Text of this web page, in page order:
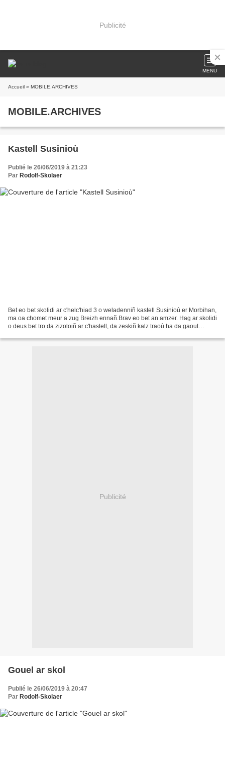
Publicité
MENU
Accueil » MOBILE.ARCHIVES
MOBILE.ARCHIVES
Kastell Susinioù
Publié le 26/06/2019 à 21:23
Par Rodolf-Skolaer
Bet eo bet skolidi ar c'helc'hiad 3 o weladenniñ kastell Susinioù er Morbihan,
ma oa chomet meur a zug Breizh ennañ.Brav eo bet an amzer. Hag ar skolidi
o deus bet tro da zizoloiñ ar c'hastell, da zeskiñ kalz traoù ha da gaout
Publicité
Gouel ar skol
Publié le 26/06/2019 à 20:47
Par Rodolf-Skolaer